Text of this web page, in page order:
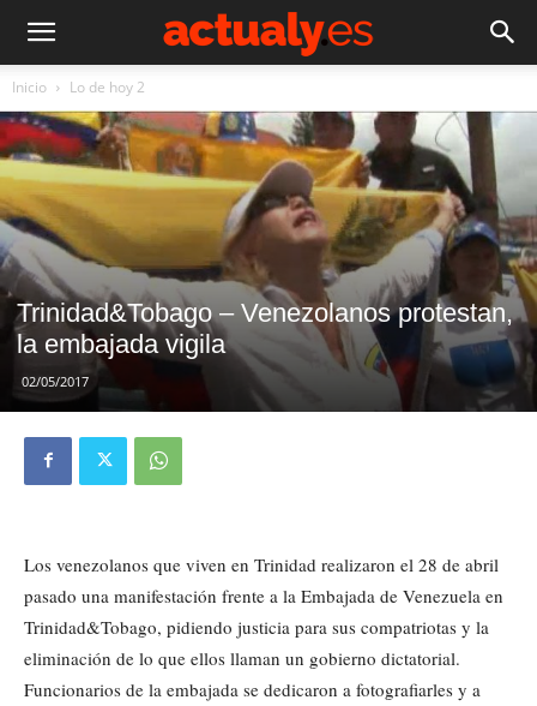
Inicio Lo de hoy 2
Trinidad&Tobago – Venezolanos protestan,
la embajada vigila
02/05/2017
Los venezolanos que viven en Trinidad realizaron el 28 de abril
pasado una manifestación frente a la Embajada de Venezuela en
Trinidad&Tobago, pidiendo justicia para sus compatriotas y la
eliminación de lo que ellos llaman un gobierno dictatorial.
Funcionarios de la embajada se dedicaron a fotografiarles y a